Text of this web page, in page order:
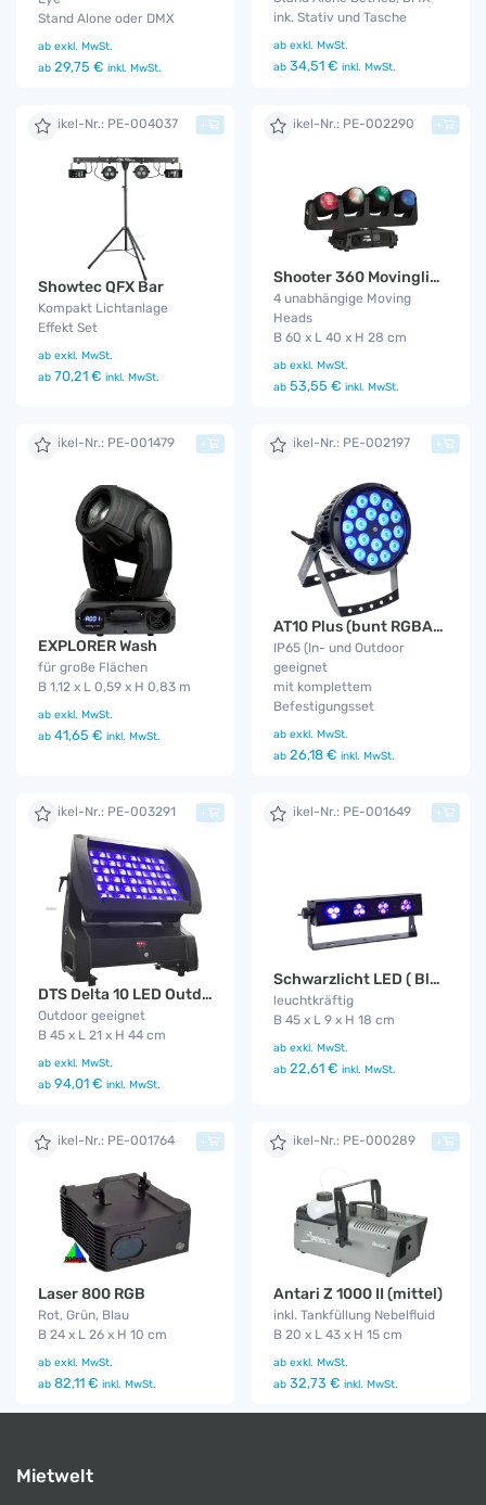
Stand Alone oder DMX
ab exkl. MwSt.
ab 29,75 € inkl. MwSt.
ink. Stativ und Tasche
ab exkl. MwSt.
ab 34,51 € inkl. MwSt.
Artikel-Nr.: PE-004037
Showtec QFX Bar
Kompakt Lichtanlage
Effekt Set
ab exkl. MwSt.
ab 70,21 € inkl. MwSt.
+ Artikel-Nr.: PE-002290
Shooter 360 Movinglight
4 unabhängige Moving
Heads
B 60 x L 40 x H 28 cm
ab exkl. MwSt.
ab 53,55 € inkl. MwSt.
+
Artikel-Nr.: PE-001479
EXPLORER Wash
für große Flächen
B 1,12 x L 0,59 x H 0,83 m
ab exkl. MwSt.
ab 41,65 € inkl. MwSt.
+ Artikel-Nr.: PE-002197
AT10 Plus (bunt RGBA) IP65
IP65 (In- und Outdoor
geeignet
mit komplettem
Befestigungsset
ab exkl. MwSt.
ab 26,18 € inkl. MwSt.
+
Artikel-Nr.: PE-003291
DTS Delta 10 LED Outdoor Funk
Outdoor geeignet
B 45 x L 21 x H 44 cm
ab exkl. MwSt.
ab 94,01 € inkl. MwSt.
+ Artikel-Nr.: PE-001649
Schwarzlicht LED ( Blacklight - UV )
leuchtkräftig
B 45 x L 9 x H 18 cm
ab exkl. MwSt.
ab 22,61 € inkl. MwSt.
+
Artikel-Nr.: PE-001764
Laser 800 RGB
Rot, Grün, Blau
B 24 x L 26 x H 10 cm
ab exkl. MwSt.
ab 82,11 € inkl. MwSt.
+ Artikel-Nr.: PE-000289
Antari Z 1000 II (mittel)
inkl. Tankfüllung Nebelfluid
B 20 x L 43 x H 15 cm
ab exkl. MwSt.
ab 32,73 € inkl. MwSt.
+
Mietwelt